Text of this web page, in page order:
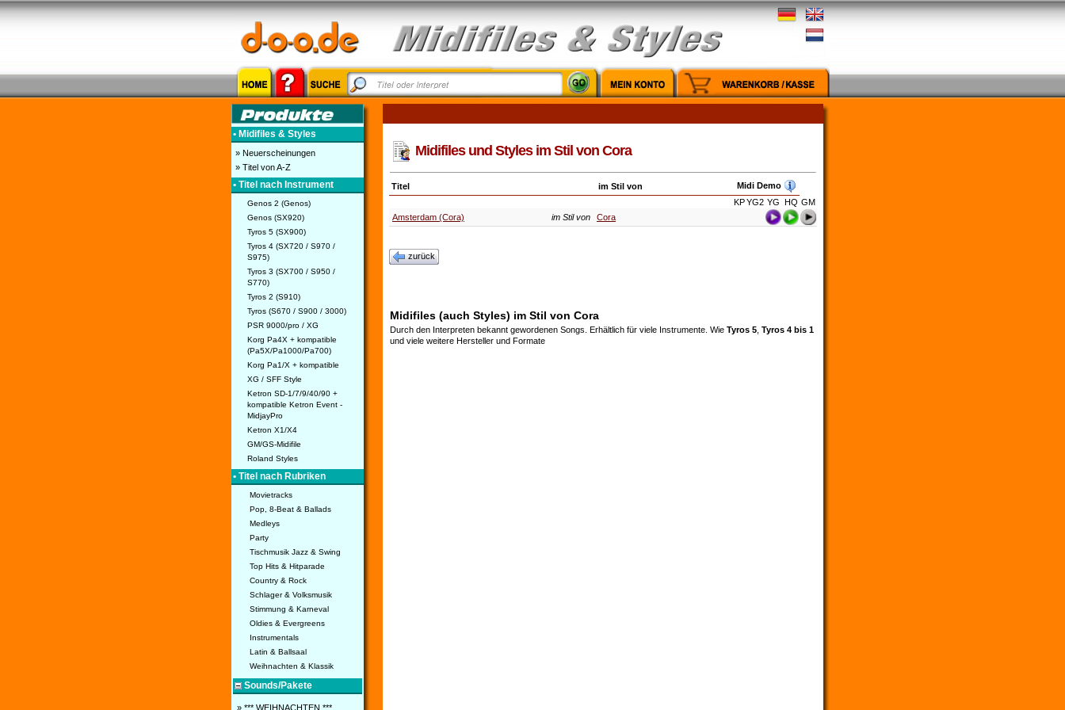
• Midifiles & Styles
» Neuerscheinungen
» Titel von A-Z
• Titel nach Instrument
Genos 2 (Genos)
Genos (SX920)
Tyros 5 (SX900)
Tyros 4 (SX720 / S970 /
S975)
Tyros 3 (SX700 / S950 /
S770)
Tyros 2 (S910)
Tyros (S670 / S900 / 3000)
PSR 9000/pro / XG
Korg Pa4X + kompatible
(Pa5X/Pa1000/Pa700)
Korg Pa1/X + kompatible
XG / SFF Style
Ketron SD-1/7/9/40/90 +
kompatible Ketron Event -
MidjayPro
Ketron X1/X4
GM/GS-Midifile
Roland Styles
• Titel nach Rubriken
Movietracks
Pop, 8-Beat & Ballads
Medleys
Party
Tischmusik Jazz & Swing
Top Hits & Hitparade
Country & Rock
Schlager & Volksmusik
Stimmung & Karneval
Oldies & Evergreens
Instrumentals
Latin & Ballsaal
Weihnachten & Klassik
Sounds/Pakete
» *** WEIHNACHTEN ***
Midifiles und Styles im Stil von Cora
Titel im Stil von
Midi Demo
KPYG2 YG HQ GM
Amsterdam (Cora)
im Stil von Cora
zurück
Midifiles (auch Styles) im Stil von Cora
Durch den Interpreten bekannt gewordenen Songs. Erhältlich für viele Instrumente. Wie Tyros 5 Tyros 4 bis 1
und viele weitere Hersteller und Formate